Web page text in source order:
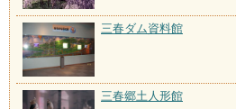
三春ダム資料館
三春郷土人形館